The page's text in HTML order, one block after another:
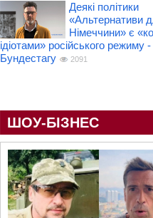
Деякі політики
«Альтернативи
Німеччини» є
ідіотами» російського режиму
Бундестагу
2091
ШОУ-БІЗНЕС